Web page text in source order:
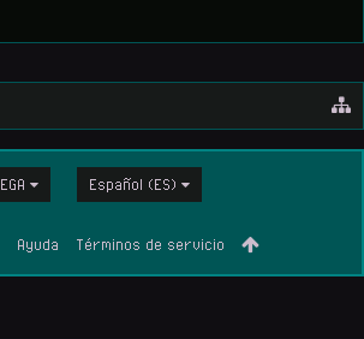
EGA Español (ES)
Ayuda Términos de servicio